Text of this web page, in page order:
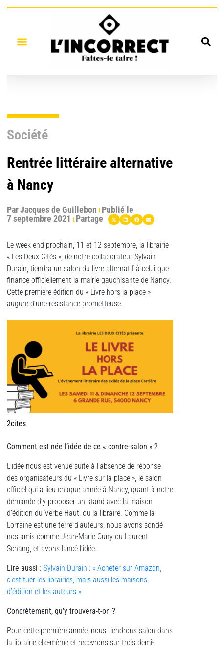
Société
Rentrée littéraire alternative
à Nancy
ParJacques de Guillebon Publié le
7 septembre 2021
Partage
Le week-end prochain, 11 et 12 septembre, la librairie
« Les Deux Cités », de notre collaborateur Sylvain
Durain, tiendra un salon du livre alternatif à celui que
finance officiellement la mairie gauchisante de Nancy.
Cette première édition du « Livre hors la place »
augure d’une résistance prometteuse.
2cites
Comment est née l’idée de ce « contre-salon » ?
L’idée nous est venue suite à l’absence de réponse
des organisateurs du « Livre sur la place », le salon
officiel qui a lieu chaque année à Nancy, quant à notre
demande d’y proposer un stand avec la maison
d’édition du Verbe Haut, ou la libraire. Comme la
Lorraine est une terre d’auteurs, nous avons sondé
nos amis comme Jean-Marie Cuny ou Laurent
Schang, et avons lancé l’idée.
Lire aussi : Sylvain Durain : « Acheter sur Amazon,
c’est tuer les librairies, mais aussi les maisons
d’édition et les auteurs »
Concrètement, qu’y trouvera-t-on ?
Pour cette première année, nous tiendrons salon dans
la librairie elle-même et recevrons sur trois demi-